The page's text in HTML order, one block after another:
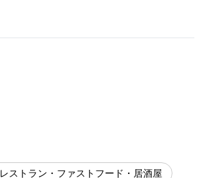
レストラン・ファストフード・居酒屋